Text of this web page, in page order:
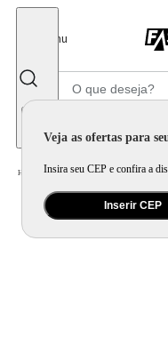
Menu
Veja as ofertas para
Insira seu CEP e confira a
Inserir CEP
Home Áudio / Fone de Ouvido